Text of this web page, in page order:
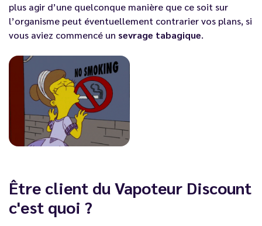
plus agir d’une quelconque manière que ce soit sur
l’organisme peut éventuellement contrarier vos plans, si
vous aviez commencé un sevrage tabagique.
Être client du Vapoteur Discount
c'est quoi ?